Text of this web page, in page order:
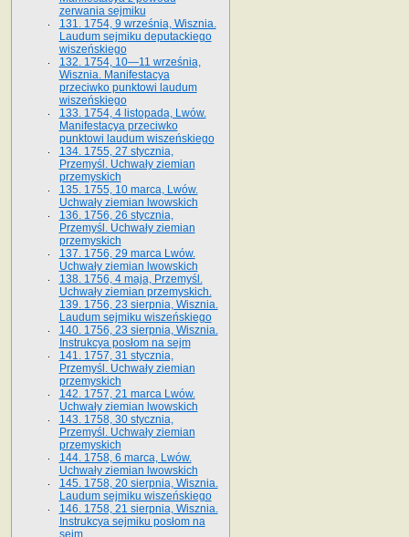
zerwania sejmiku
131. 1754, 9 września, Wisznia.
Laudum sejmiku deputackiego
wiszeńskiego
132. 1754, 10—11 września,
Wisznia. Manifestacya
przeciwko punktowi laudum
wiszeńskiego
133. 1754, 4 listopada, Lwów.
Manifestacya przeciwko
punktowi laudum wiszeńskiego
134. 1755, 27 stycznia,
Przemyśl. Uchwały ziemian
przemyskich
135. 1755, 10 marca, Lwów.
Uchwały ziemian lwowskich
136. 1756, 26 stycznia,
Przemyśl. Uchwały ziemian
przemyskich
137. 1756, 29 marca Lwów.
Uchwały ziemian lwowskich
138. 1756, 4 maja, Przemyśl.
Uchwały ziemian przemyskich.
139. 1756, 23 sierpnia, Wisznia.
Laudum sejmiku wiszeńskiego
140. 1756, 23 sierpnia, Wisznia.
Instrukcya posłom na sejm
141. 1757, 31 stycznia,
Przemyśl. Uchwały ziemian
przemyskich
142. 1757, 21 marca Lwów.
Uchwały ziemian lwowskich
143. 1758, 30 stycznia,
Przemyśl. Uchwały ziemian
przemyskich
144. 1758, 6 marca, Lwów.
Uchwały ziemian lwowskich
145. 1758, 20 sierpnia, Wisznia.
Laudum sejmiku wiszeńskiego
146. 1758, 21 sierpnia, Wisznia.
Instrukcya sejmiku posłom na
sejm